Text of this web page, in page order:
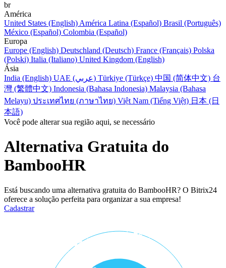
br
América
United States (English) América Latina (Español) Brasil (Português)
México (Español) Colombia (Español)
Europa
Europe (English) Deutschland (Deutsch) France (Français) Polska
(Polski) Italia (Italiano) United Kingdom (English)
Ásia
India (English)
UAE (عربي) Türkiye (Türkçe) 中国 (简体中文) 台
灣 (繁體中文) Indonesia (Bahasa Indonesia) Malaysia (Bahasa
Melayu) ประเทศไทย (ภาษาไทย) Việt Nam (Tiếng Việt) 日本 (日
本語)
Você pode alterar sua região aqui, se necessário
Alternativa Gratuita do
BambooHR
Está buscando uma alternativa gratuita do BambooHR? O Bitrix24
oferece a solução perfeita para organizar a sua empresa!
Cadastrar